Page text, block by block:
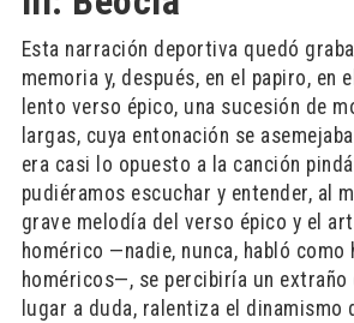
Esta narración deportiva quedó
memoria y, después, en el papiro, en
lento verso épico, una sucesión de
largas, cuya entonación se
era casi lo opuesto a la canción
pudiéramos escuchar y entender, al
grave melodía del verso épico y el
homérico —nadie, nunca, habló como
homéricos—, se percibiría un extraño
lugar a duda, ralentiza el dinamismo